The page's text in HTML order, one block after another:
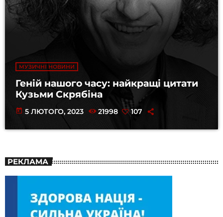
МУЗИЧНІ НОВИНИ
Геній нашого часу: найкращі цитати
Кузьми Скрябіна
today 5 ЛЮТОГО, 2023 21998 107
РЕКЛАМА